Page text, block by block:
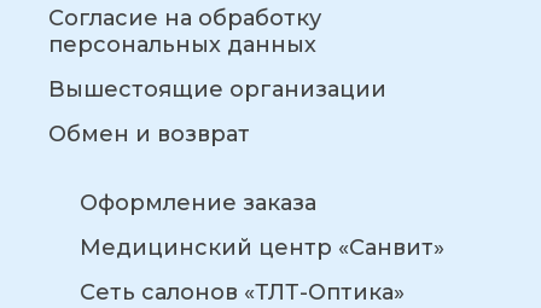
Согласие на обработку
персональных данных
Вышестоящие организации
Обмен и возврат
Оформление заказа
Медицинский центр «Санвит»
Сеть салонов «ТЛТ-Оптика»